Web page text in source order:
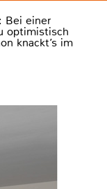
Bei einer
optimistisch
knackt’s im